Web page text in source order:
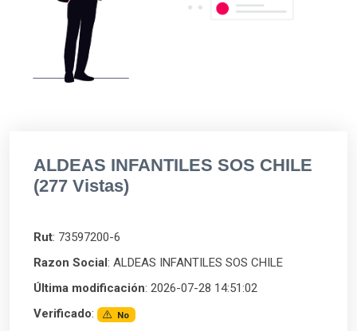
ALDEAS INFANTILES SOS CHILE
(277 Vistas)
Rut: 73597200-6
Razon Social : ALDEAS INFANTILES SOS CHILE
Última modificación: 2026-07-28 14:51:02
Verificado: No